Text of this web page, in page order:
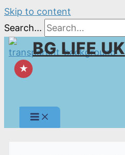
Skip to content
Search...
BG LIFE UK
★